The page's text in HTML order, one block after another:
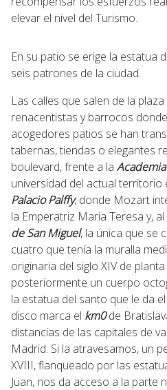
elevar el nivel del Turismo.
En su patio se erige la estatua
seis patrones de la ciudad.
Las calles que salen de la
renacentistas y barrocos
acogedores patios se han
tabernas, tiendas o elegantes
boulevard, frente a la
universidad del actual territorio
Palacio Palffy, donde Mozart
la Emperatriz Maria Teresa y,
de San Miguel, la única que se
cuatro que tenía la muralla
originaria del siglo XIV de
posteriormente un cuerpo
la estatua del santo que le da
disco marca el km0de
distancias de las capitales de
Madrid. Si la atravesamos, un
XVIII, flanqueado por las
Juan, nos da acceso a la parte